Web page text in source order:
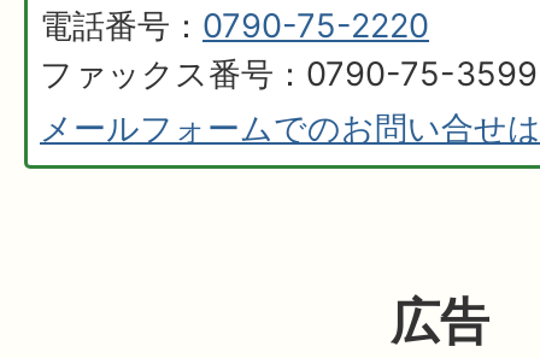
電話番号： 0790-75-2220
ファックス番号：0790-75-3599
メールフォームでのお問い合せ
広告